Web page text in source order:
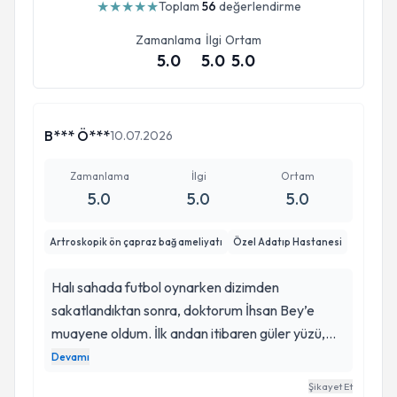
★★★★★Toplam 56 değerlendirme
Zamanlama
5.0
İlgi
5.0
Ortam
5.0
B*** Ö***10.07.2026
Zamanlama
5.0
İlgi
5.0
Ortam
5.0
Artroskopik ön çapraz bağ ameliyatı Özel Adatıp Hastanesi
Halı sahada futbol oynarken dizimden
sakatlandıktan sonra, doktorum İhsan Bey’e
muayene oldum. İlk andan itibaren güler yüzü,
ilgisi ve yaklaşımı sayesinde kendimi güvende
Devamı
Şikayet Et